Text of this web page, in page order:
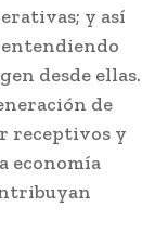
y así
desde ellas.
de
receptivos y
economía